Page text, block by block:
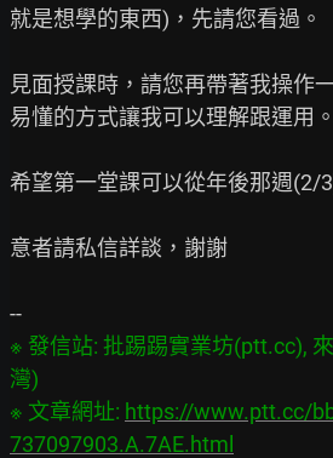
就是想學的東西)，先請您看過。
見面授課時，請您再帶著我操作
易懂的方式讓我可以理解跟運用。
希望第一堂課可以從年後那週(2/
意者請私信詳談，謝謝
※ 發信站: 批踢踢實業坊(ptt.cc),
灣)
※ 文章網址: https://www.ptt.cc/
737097903.A.7AE.html